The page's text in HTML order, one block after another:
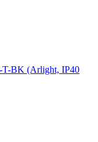
T-BK (Arlight, IP40